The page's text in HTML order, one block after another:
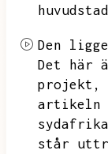
Den
Det här
projekt,
artikeln
står